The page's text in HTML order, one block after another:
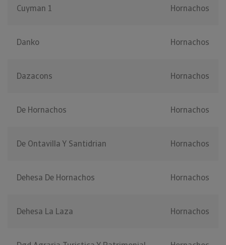
Cuyman 1 Hornachos
Danko Hornachos
Dazacons Hornachos
De Hornachos Hornachos
De Ontavilla Y Santidrian Hornachos
Dehesa De Hornachos Hornachos
Dehesa La Laza Hornachos